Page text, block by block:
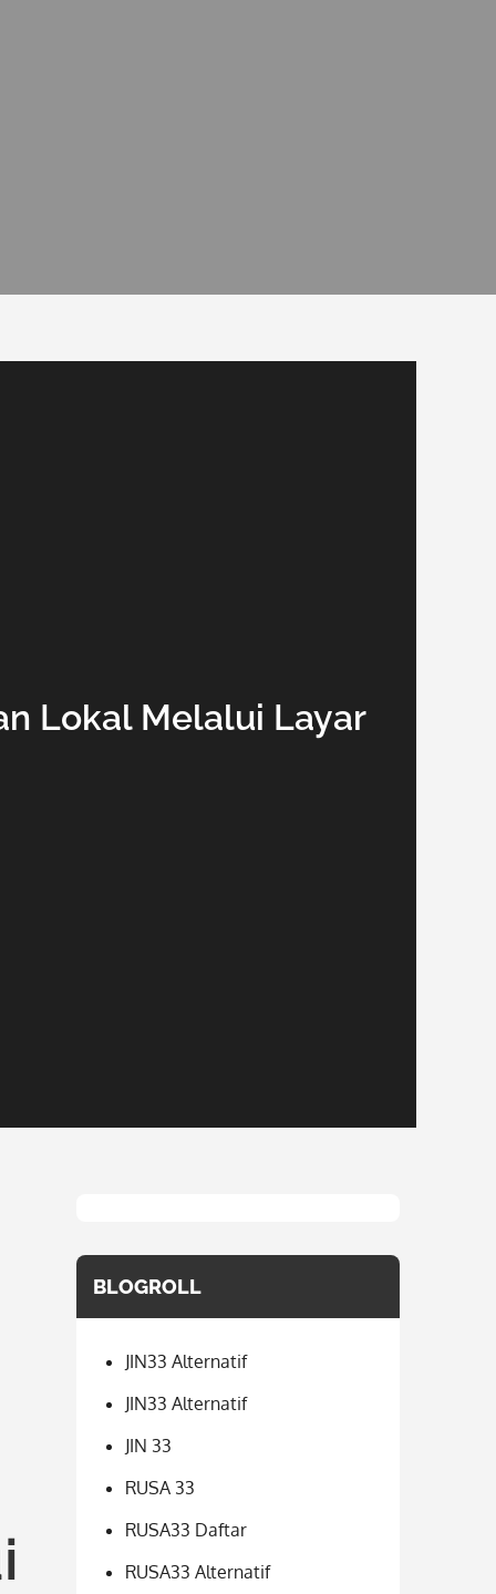
Lokal Melalui Layar
BLOGROLL
JIN33 Alternatif
JIN33 Alternatif
JIN 33
RUSA 33
RUSA33 Daftar
RUSA33 Alternatif